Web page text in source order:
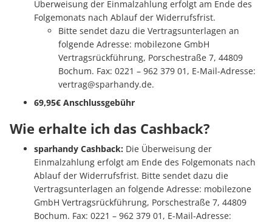
Überweisung der Einmalzahlung erfolgt am Ende des
Folgemonats nach Ablauf der Widerrufsfrist.
Bitte sendet dazu die Vertragsunterlagen an
folgende Adresse: mobilezone GmbH
Vertragsrückführung, Porschestraße 7, 44809
Bochum. Fax: 0221 – 962 379 01, E-Mail-Adresse:
vertrag@sparhandy.de.
69,95€ Anschlussgebühr
Wie erhalte ich das Cashback?
sparhandy Cashback: Die Überweisung der
Einmalzahlung erfolgt am Ende des Folgemonats nach
Ablauf der Widerrufsfrist. Bitte sendet dazu die
Vertragsunterlagen an folgende Adresse: mobilezone
GmbH Vertragsrückführung, Porschestraße 7, 44809
Bochum. Fax: 0221 – 962 379 01, E-Mail-Adresse: